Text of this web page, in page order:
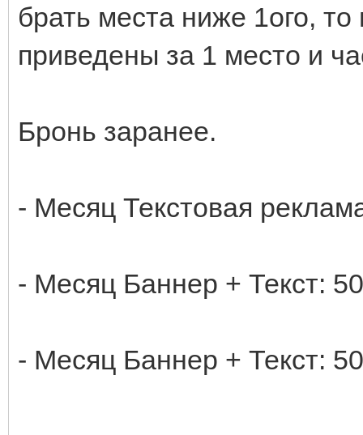
брать места ниже 1ого,
приведены за 1 место и
Бронь заранее.
- Месяц Текстовая
- Месяц Баннер + Текст:
- Месяц Баннер + Текст: